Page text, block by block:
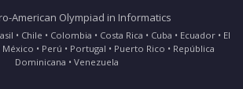
American Olympiad in Informatics
• Chile • Colombia • Costa Rica • Cuba • Ecuador • El
México • Perú • Portugal • Puerto Rico • República
Dominicana • Venezuela